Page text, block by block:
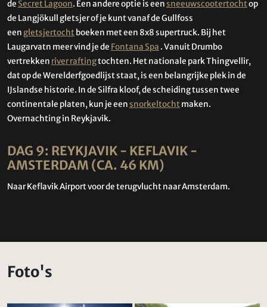
de Secret Lagoon. Een andere optie is eensneeuwscootertochtop
de Langjökull gletsjer of je kunt vanaf de Gullfoss
een gletsjertochtboeken met een 8x8 supertruck. Bij het
Laugarvatn meer vind je de Fontana Spa . Vanuit Drumbo
vertrekken river raftingtochten. Het nationale park Thingvellir,
dat op de Werelderfgoedlijst staat, is een belangrijke plek in de
IJslandse historie. In de Silfra kloof, de scheiding tussen twee
continentale platen, kun je eensnorkeltochtmaken.
Overnachting in Reykjavik.
DAG 9: REYKJAVIK - KEFLAVIK -
AMSTERDAM (CA. 46 KM)
Naar Keflavik Airport voor de terugvlucht naar Amsterdam.
Foto's